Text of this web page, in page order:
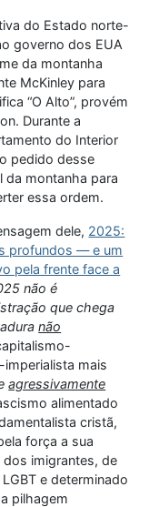
do Estado norte-
governo dos EUA
da montanha
McKinley para
“O Alto”, provém
Durante a
do Interior
pedido desse
da montanha para
essa ordem.
dele, 2025:
profundos — e um
pela frente face a
não é
que chega
não
mais
agressivamente
alimentado
cristã,
força a sua
imigrantes, de
e determinado
pilhagem